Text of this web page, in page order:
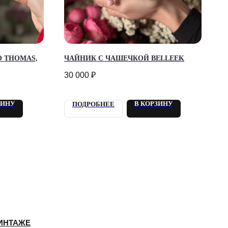
ЧАЙНИК С ЧАШЕЧКОЙ BELLEEK
30 000 ₽
ПОДРОБНЕЕ В КОРЗИНУ